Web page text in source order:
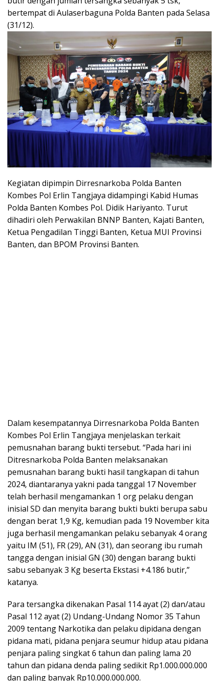
bertempat di Aulaserbaguna Polda Banten pada Selasa
(31/12).
Kegiatan dipimpin Dirresnarkoba Polda Banten
Kombes Pol Erlin Tangjaya didampingi Kabid Humas
Polda Banten Kombes Pol. Didik Hariyanto. Turut
dihadiri oleh Perwakilan BNNP Banten, Kajati Banten,
Ketua Pengadilan Tinggi Banten, Ketua MUI Provinsi
Banten, dan BPOM Provinsi Banten.
Dalam kesempatannya Dirresnarkoba Polda Banten
Kombes Pol Erlin Tangjaya menjelaskan terkait
pemusnahan barang bukti tersebut. “Pada hari ini
Ditresnarkoba Polda Banten melaksanakan
pemusnahan barang bukti hasil tangkapan di tahun
2024, diantaranya yakni pada tanggal 17 November
telah berhasil mengamankan 1 org pelaku dengan
inisial SD dan menyita barang bukti bukti berupa sabu
dengan berat 1,9 Kg, kemudian pada 19 November kita
juga berhasil mengamankan pelaku sebanyak 4 orang
yaitu IM (51), FR (29), AN (31), dan seorang ibu rumah
tangga dengan inisial GN (30) dengan barang bukti
sabu sebanyak 3 Kg beserta Ekstasi +4.186 butir,”
katanya.
Para tersangka dikenakan Pasal 114 ayat (2) dan/atau
Pasal 112 ayat (2) Undang-Undang Nomor 35 Tahun
2009 tentang Narkotika dan pelaku dipidana dengan
pidana mati, pidana penjara seumur hidup atau pidana
penjara paling singkat 6 tahun dan paling lama 20
tahun dan pidana denda paling sedikit Rp1.000.000.000
dan paling banyak Rp10.000.000.000.